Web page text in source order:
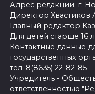
Адрес редакции: г.
Директор Хвастиков
Главный редактор
Для детей старше 16
Контактные данные
государственных
тел. 8(8635) 22-82-85
Учредитель -
ответственностью